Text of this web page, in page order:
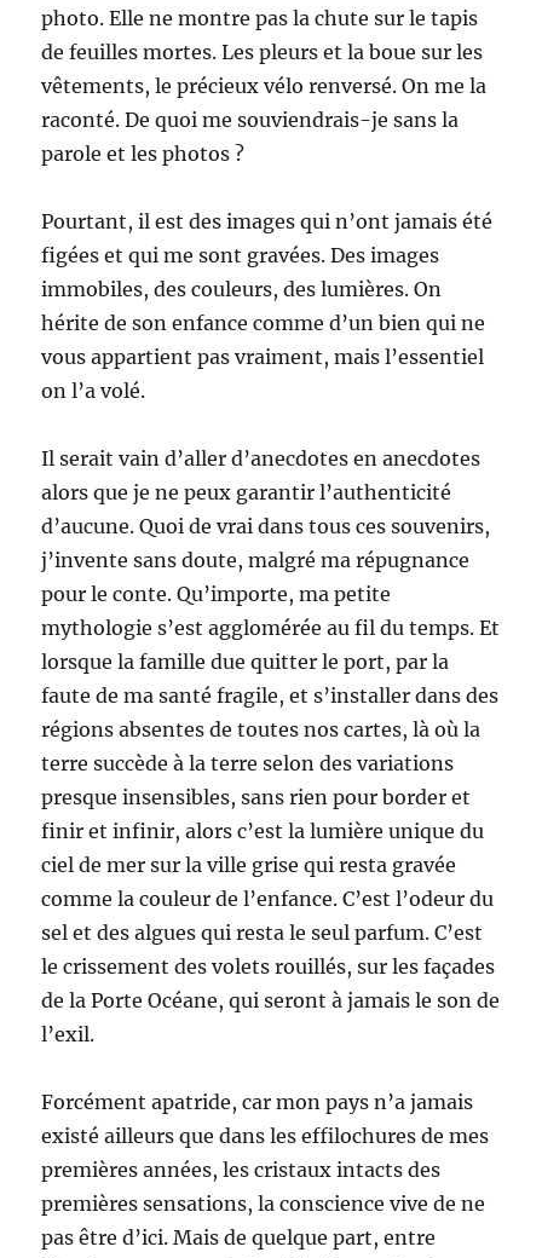
photo. Elle ne montre pas la chute sur le tapis
de feuilles mortes. Les pleurs et la boue sur les
vêtements, le précieux vélo renversé. On me la
raconté. De quoi me souviendrais-je sans la
parole et les photos ?
Pourtant, il est des images qui n’ont jamais été
figées et qui me sont gravées. Des images
immobiles, des couleurs, des lumières. On
hérite de son enfance comme d’un bien qui ne
vous appartient pas vraiment, mais l’essentiel
on l’a volé.
Il serait vain d’aller d’anecdotes en anecdotes
alors que je ne peux garantir l’authenticité
d’aucune. Quoi de vrai dans tous ces souvenirs,
j’invente sans doute, malgré ma répugnance
pour le conte. Qu’importe, ma petite
mythologie s’est agglomérée au fil du temps. Et
lorsque la famille due quitter le port, par la
faute de ma santé fragile, et s’installer dans des
régions absentes de toutes nos cartes, là où la
terre succède à la terre selon des variations
presque insensibles, sans rien pour border et
finir et infinir, alors c’est la lumière unique du
ciel de mer sur la ville grise qui resta gravée
comme la couleur de l’enfance. C’est l’odeur du
sel et des algues qui resta le seul parfum. C’est
le crissement des volets rouillés, sur les façades
de la Porte Océane, qui seront à jamais le son de
l’exil.
Forcément apatride, car mon pays n’a jamais
existé ailleurs que dans les effilochures de mes
premières années, les cristaux intacts des
premières sensations, la conscience vive de ne
pas être d’ici. Mais de quelque part, entre